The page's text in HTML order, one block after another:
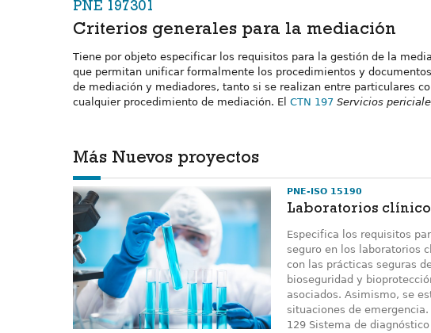
PNE 197301
Criterios generales para la mediación
Tiene por objeto especificar los requisitos para la gestión de la
que permitan unificar formalmente los procedimientos y
de mediación y mediadores, tanto si se realizan entre particulares
cualquier procedimiento de mediación. El CTN 197 Servicios
Más Nuevos proyectos
PNE-ISO 15190
Laboratorios
Especifica los requisitos
seguro en los laboratorios
con las prácticas seguras
bioseguridad y
asociados. Asimismo, se
situaciones de emergencia.
129 Sistema de